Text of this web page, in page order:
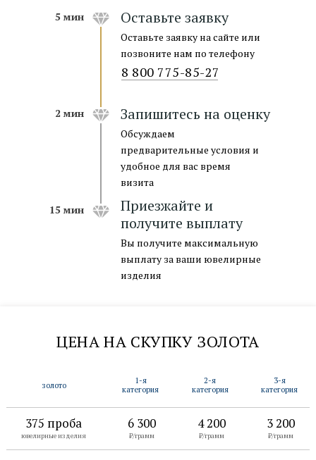
Оставьте заявку на сайте или
позвоните нам по телефону
Оставьте заявку
Обсуждаем
предварительные условия и
удобное для вас время
визита
Запишитесь на оценку
Вы получите максимальную
выплату за ваши ювелирные
изделия
Приезжайте и
получите выплату
5 мин
2 мин
15 мин
8 800 775-85-27
оставить заявку →
375 проба 6 300 4 200 3 200
₽/грамм ₽/грамм ₽/грамм
ювелирные изделия
золото
1-я
категория
2-я
категория
3-я
категория
ЦЕНА НА СКУПКУ ЗОЛОТА